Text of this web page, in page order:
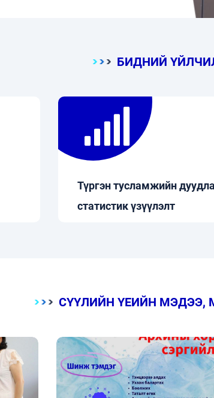
БИДНИЙ
Түргэн тусламжийн
статистик үзүүлэлт
СҮҮЛИЙН ҮЕИЙН МЭДЭЭ,